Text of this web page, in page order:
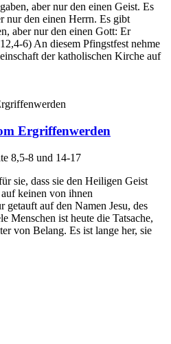
aber nur den einen Geist. Es
nur den einen Herrn. Es gibt
aber nur den einen Gott: Er
6) An diesem Pfingstfest nehme
der katholischen Kirche auf
Ergriffenwerden
8,5-8 und 14-17
sie, dass sie den Heiligen Geist
keinen von ihnen
getauft auf den Namen Jesu, des
Menschen ist heute die Tatsache,
von Belang. Es ist lange her, sie